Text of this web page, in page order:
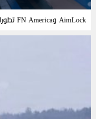
AimLock وFN America تطوران نظام Dune لمكافحة المسيّرات